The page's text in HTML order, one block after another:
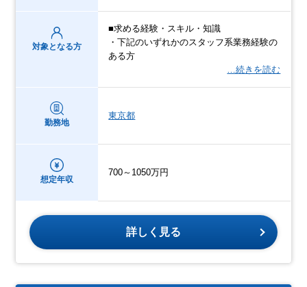
対象となる方
■求める経験・スキル・知識
・下記のいずれかのスタッフ系業務経験の
ある方
…続きを読む
勤務地
東京都
想定年収
700～1050万円
詳しく見る